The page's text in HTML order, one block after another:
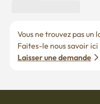
Laisser une demande
Devenir hôte